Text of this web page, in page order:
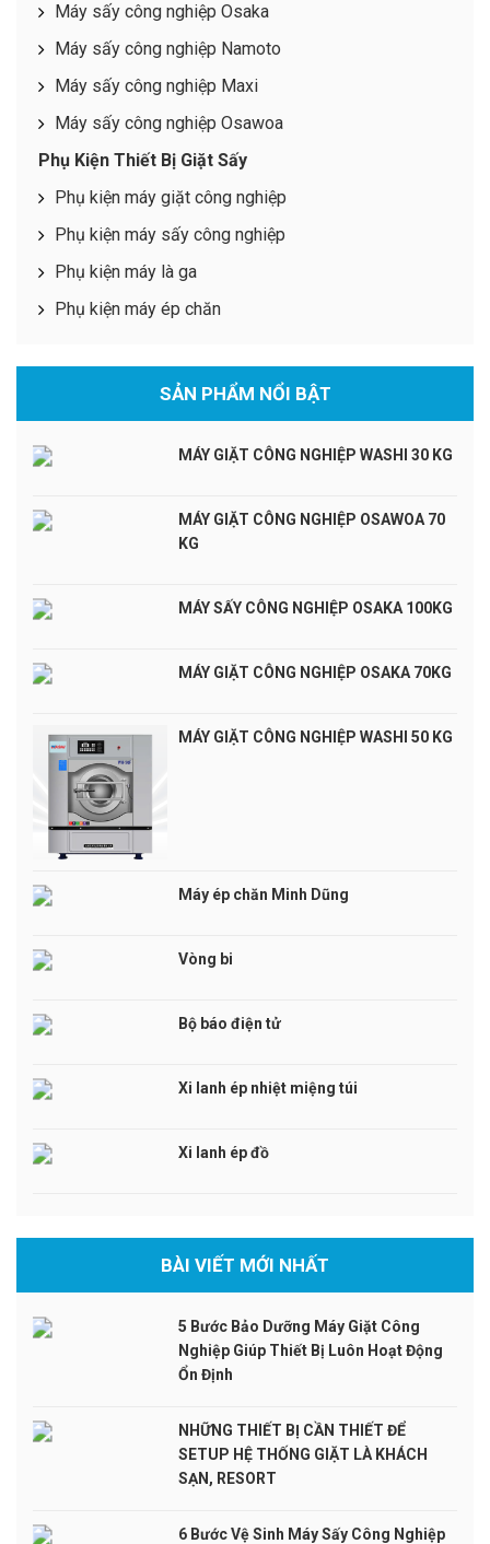
Máy sấy công nghiệp Osaka
Máy sấy công nghiệp Namoto
Máy sấy công nghiệp Maxi
Máy sấy công nghiệp Osawoa
Phụ Kiện Thiết Bị Giặt Sấy
Phụ kiện máy giặt công nghiệp
Phụ kiện máy sấy công nghiệp
Phụ kiện máy là ga
Phụ kiện máy ép chăn
SẢN PHẨM NỔI BẬT
MÁY GIẶT CÔNG NGHIỆP WASHI 30 KG
MÁY GIẶT CÔNG NGHIỆP OSAWOA 70
KG
MÁY SẤY CÔNG NGHIỆP OSAKA 100KG
MÁY GIẶT CÔNG NGHIỆP OSAKA 70KG
MÁY GIẶT CÔNG NGHIỆP WASHI 50 KG
Máy ép chăn Minh Dũng
Vòng bi
Bộ báo điện tử
Xi lanh ép nhiệt miệng túi
Xi lanh ép đồ
BÀI VIẾT MỚI NHẤT
5 Bước Bảo Dưỡng Máy Giặt Công
Nghiệp Giúp Thiết Bị Luôn Hoạt Động
Ổn Định
NHỮNG THIẾT BỊ CẦN THIẾT ĐỂ
SETUP HỆ THỐNG GIẶT LÀ KHÁCH
SẠN, RESORT
6 Bước Vệ Sinh Máy Sấy Công Nghiệp